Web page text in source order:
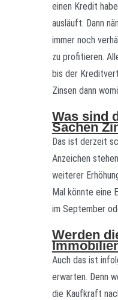
einen Kredit
ausläuft. Dann
immer noch
zu profitieren.
bis der
Zinsen dann
Was sind
Sachen
Das ist derzeit
Anzeichen
weiterer
Mal könnte eine
im September
Werden
Auch das ist
erwarten. Denn
die Kaufkraft